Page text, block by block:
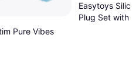
Pure Vibes
Easytoys
Plug Set with